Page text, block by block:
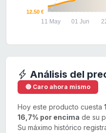
12.50 €
11 May 01 Jun
Análisis del
🔴 Caro ahora mismo
Hoy este producto cuesta
16,7% por encima de su
Su máximo histórico